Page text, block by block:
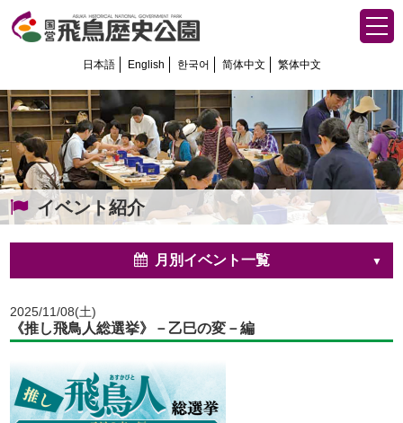
日本語 English 한국어 简体中文 繁体中文
イベント紹介
月別イベント一覧
2025/11/08(土)
《推し飛鳥人総選挙》－乙巳の変－編